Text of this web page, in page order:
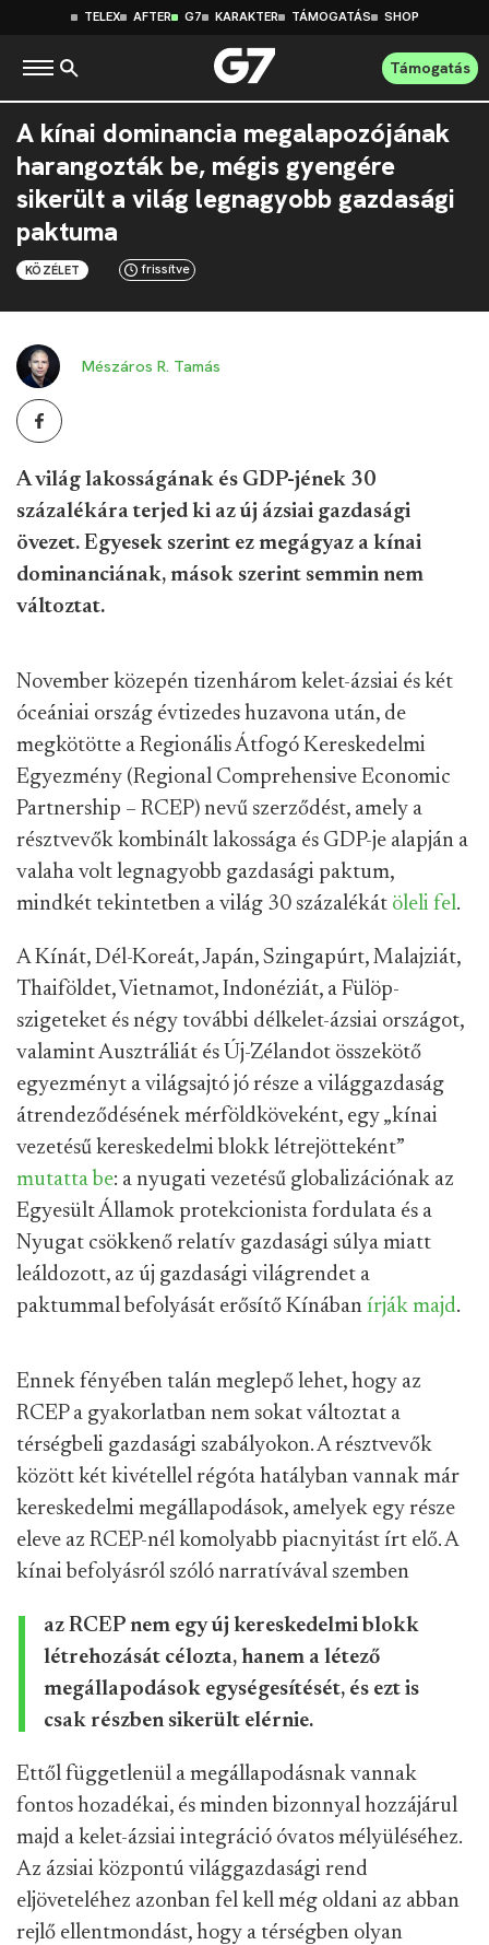
TELEX AFTER G7 KARAKTER TÁMOGATÁS SHOP
Támogatás
A kínai dominancia megalapozójának
harangozták be, mégis gyengére
sikerült a világ legnagyobb gazdasági
paktuma
KÖZÉLET frissítve
Mészáros R. Tamás
A világ lakosságának és GDP-jének 30
százalékára terjed ki az új ázsiai gazdasági
övezet. Egyesek szerint ez megágyaz a kínai
dominanciának, mások szerint semmin nem
változtat.
November közepén tizenhárom kelet-ázsiai és két
óceániai ország évtizedes huzavona után, de
megkötötte a Regionális Átfogó Kereskedelmi
Egyezmény (Regional Comprehensive Economic
Partnership – RCEP) nevű szerződést, amely a
résztvevők kombinált lakossága és GDP-je alapján a
valaha volt legnagyobb gazdasági paktum,
mindkét tekintetben a világ 30 százalékát öleli fel.
A Kínát, Dél-Koreát, Japán, Szingapúrt, Malajziát,
Thaiföldet, Vietnamot, Indonéziát, a Fülöp-
szigeteket és négy további délkelet-ázsiai országot,
valamint Ausztráliát és Új-Zélandot összekötő
egyezményt a világsajtó jó része a világgazdaság
átrendeződésének mérföldköveként, egy „kínai
vezetésű kereskedelmi blokk létrejötteként”
mutatta be: a nyugati vezetésű globalizációnak az
Egyesült Államok protekcionista fordulata és a
Nyugat csökkenő relatív gazdasági súlya miatt
leáldozott, az új gazdasági világrendet a
paktummal befolyását erősítő Kínában írják majd.
Ennek fényében talán meglepő lehet, hogy az
RCEP a gyakorlatban nem sokat változtat a
térségbeli gazdasági szabályokon. A résztvevők
között két kivétellel régóta hatályban vannak már
kereskedelmi megállapodások, amelyek egy része
eleve az RCEP-nél komolyabb piacnyitást írt elő. A
kínai befolyásról szóló narratívával szemben
az RCEP nem egy új kereskedelmi blokk
létrehozását célozta, hanem a létező
megállapodások egységesítését, és ezt is
csak részben sikerült elérnie.
Ettől függetlenül a megállapodásnak vannak
fontos hozadékai, és minden bizonnyal hozzájárul
majd a kelet-ázsiai integráció óvatos mélyüléséhez.
Az ázsiai központú világgazdasági rend
eljöveteléhez azonban fel kell még oldani az abban
rejlő ellentmondást, hogy a térségben olyan